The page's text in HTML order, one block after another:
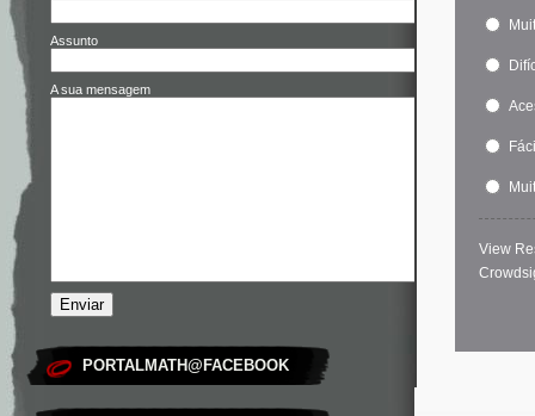
Assunto
A sua mensagem
PORTALMATH@FACEBOOK
View